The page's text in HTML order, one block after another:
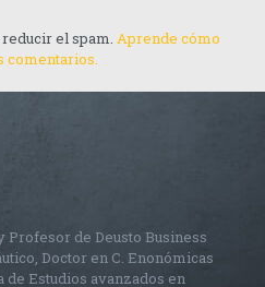
el spam. Aprende cómo
comentarios.
de Deusto Business
Doctor en C. Enonómicas
Estudios avanzados en